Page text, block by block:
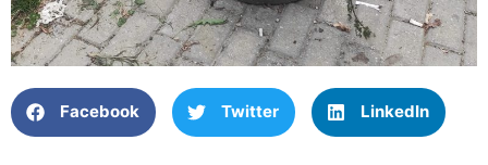
Facebook Twitter LinkedIn